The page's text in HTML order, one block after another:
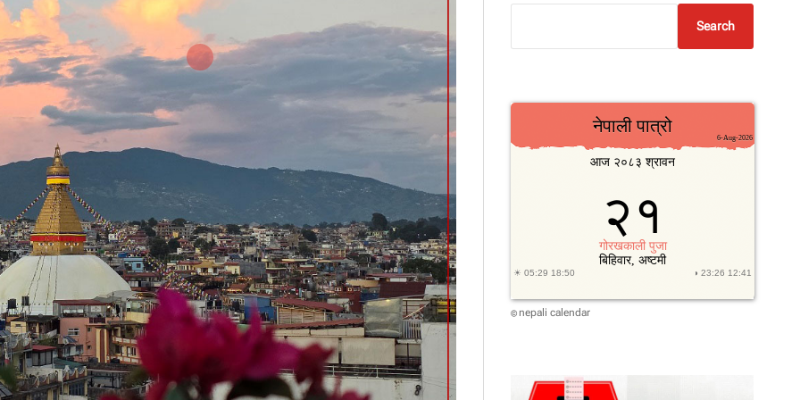
Search
© nepali calendar